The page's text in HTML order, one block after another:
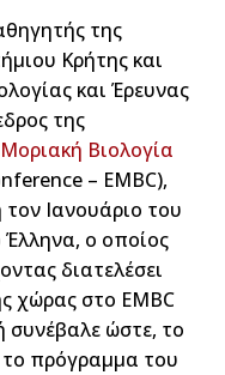
της
Κρήτης και
και Έρευνας
της
Βιολογία
– EMBC),
τον Ιανουάριο του
Έλληνα, ο οποίος
διατελέσει
χώρας στο EMBC
ώστε, το
το πρόγραμμα του